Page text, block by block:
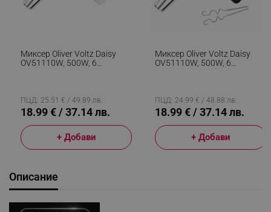
Миксер Oliver Voltz Daisy
OV51110W, 500W, 6
ПЦД: 25.51 € / 49.89 лв.
18.99 € / 37.14 лв.
+ Добави
Миксер Oliver Voltz Daisy
OV51110W, 500W, 6
ПЦД: 24.99 € / 48.88 лв.
18.99 € / 37.14 лв.
+ Добави
Описание